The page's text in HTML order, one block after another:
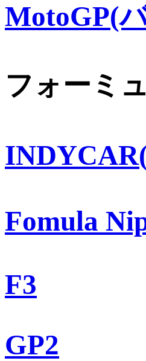
MotoGP(
フォーミ
Fomula
F3
GP2